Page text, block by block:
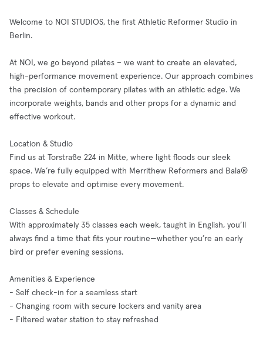
Welcome to NOI STUDIOS, the first Athletic Reformer Studio in
Berlin.
At NOI, we go beyond pilates – we want to create an elevated,
high-performance movement experience. Our approach combines
the precision of contemporary pilates with an athletic edge. We
incorporate weights, bands and other props for a dynamic and
effective workout.
Location & Studio
Find us at Torstraße 224 in Mitte, where light floods our sleek
space. We’re fully equipped with Merrithew Reformers and Bala®
props to elevate and optimise every movement.
Classes & Schedule
With approximately 35 classes each week, taught in English, you’ll
always find a time that fits your routine—whether you’re an early
bird or prefer evening sessions.
Amenities & Experience
- Self check-in for a seamless start
- Changing room with secure lockers and vanity area
- Filtered water station to stay refreshed